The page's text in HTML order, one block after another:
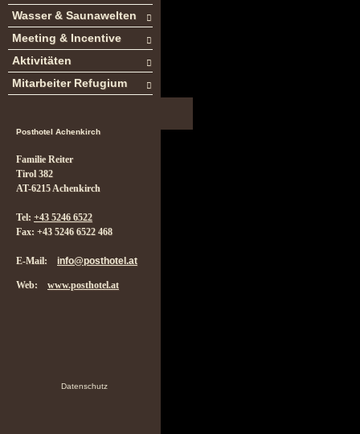
Wasser & Saunawelten
Meeting & Incentive
Aktivitäten
Mitarbeiter Refugium
Posthotel Achenkirch
Familie Reiter
Tirol 382
AT-6215 Achenkirch
Tel: +43 5246 6522
Fax: +43 5246 6522 468
E-Mail: info@posthotel.at
Web: www.posthotel.at
Datenschutz